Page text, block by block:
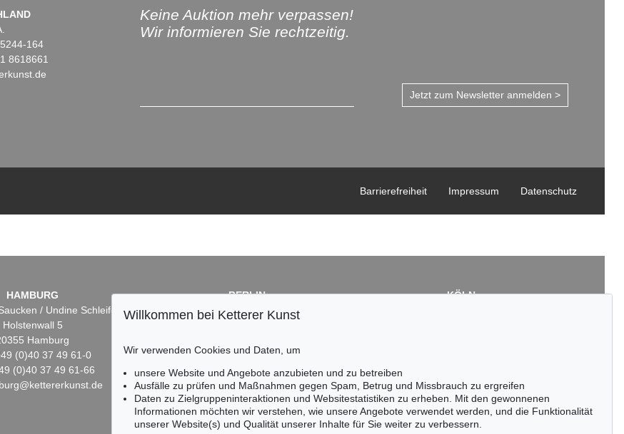
164
8618661
Keine Auktion mehr verpassen!
Wir informieren Sie rechtzeitig.
Jetzt zum Newsletter anmelden >
Datenschutz
Impressum
Barrierefreiheit
HAMBURG
/ Undine Schleifer
Holstenwall 5
Hamburg
(0)40 37 49 61-0
(0)40 37 49 61-66
BERLIN
Dr. Simone Wiechers
Tel.: +49 (0)30 88 67 53-63
Fax: +49 (0)30 88 67 56-43
infoberlin@kettererkunst.de
KÖLN
infokoeln@kettererkunst.de
Willkommen bei Ketterer Kunst
Wir verwenden Cookies und Daten, um
unsere Website und Angebote anzubieten und zu betreiben
Ausfälle zu prüfen und Maßnahmen gegen Spam, Betrug und Missbrauch zu ergreifen
Daten zu Zielgruppeninteraktionen und Websitestatistiken zu erheben. Mit den gewonnenen
Informationen möchten wir verstehen, wie unsere Angebote verwendet werden, und die Funktionalität
unserer Website(s) und Qualität unserer Inhalte für Sie weiter zu verbessern.